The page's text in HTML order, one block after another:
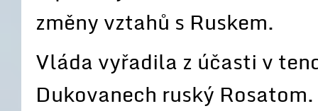
změny vztahů s Ruskem.
Vláda vyřadila z účasti v
Dukovanech ruský Rosatom.